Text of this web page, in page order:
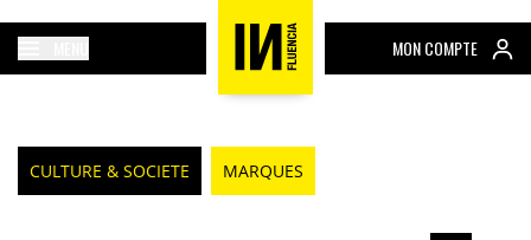
MON COMPTE
CULTURE & SOCIETE MARQUES